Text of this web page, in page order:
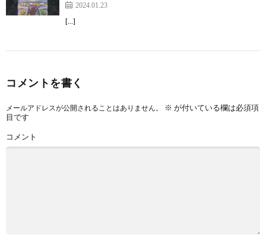
2024.01.23
[…]
コメントを書く
メールアドレスが公開されることはありません。 ※ が付いている欄は必須項
目です
コメント